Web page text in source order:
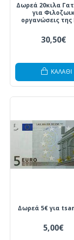
Δωρεά 20κιλα
για
οργανώσεις της
30,50€
ΚΑΛΆΘΙ
Δωρεά 5€ για
5,00€